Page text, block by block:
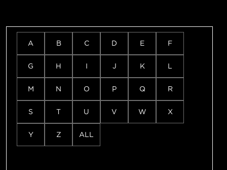
A B C D E F
G H I J K L
M N O P Q R
S T U V W X
Y Z ALL